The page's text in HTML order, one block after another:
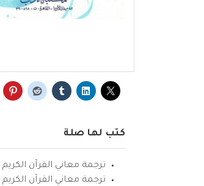
كتب لها صلة
ترجمة معاني القرآن الكريم
ترجمة معاني القرآن